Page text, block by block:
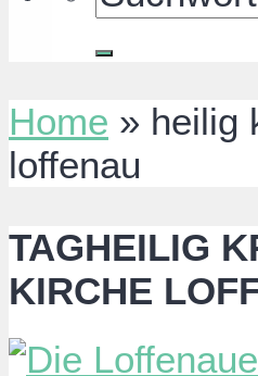
Home » heilig
loffenau
TAGHEILIG
KIRCHE